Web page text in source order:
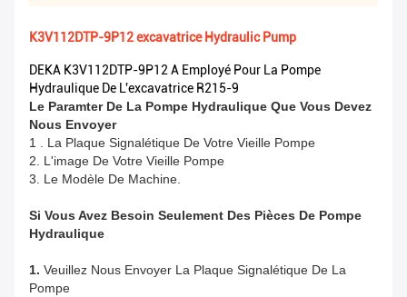
K3V112DTP-9P12 excavatrice Hydraulic Pump
DEKA K3V112DTP-9P12 A Employé Pour La Pompe
Hydraulique De L'excavatrice R215-9
Le Paramter De La Pompe Hydraulique Que Vous Devez
Nous Envoyer
1 . La Plaque Signalétique De Votre Vieille Pompe
2. L'image De Votre Vieille Pompe
3. Le Modèle De Machine.
Si Vous Avez Besoin Seulement Des Pièces De Pompe
Hydraulique
1. Veuillez Nous Envoyer La Plaque Signalétique De La
Pompe